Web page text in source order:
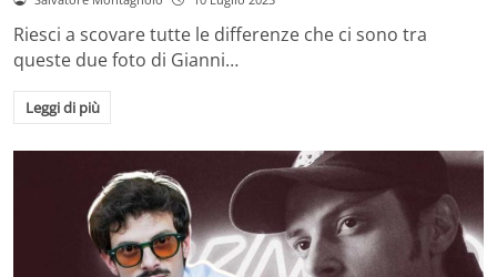
Riesci a scovare tutte le differenze che ci sono tra
queste due foto di Gianni…
Leggi di più